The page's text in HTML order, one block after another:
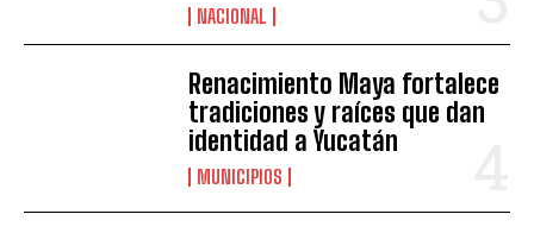
NACIONAL
Renacimiento Maya fortalece
tradiciones y raíces que dan
identidad a Yucatán
MUNICIPIOS